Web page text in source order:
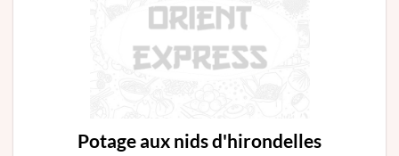
Potage aux nids d'hirondelles